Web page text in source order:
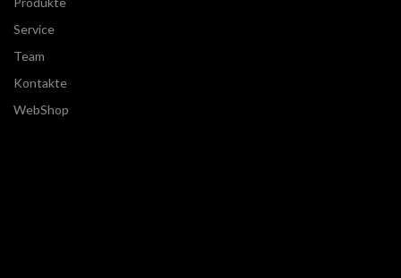
Service
Team
Kontakte
WebShop